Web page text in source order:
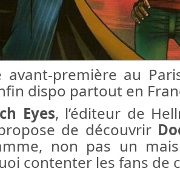
avant-première au
dispo partout en
Eyes, l’éditeur de
de découvrir
non pas un
contenter les fans de